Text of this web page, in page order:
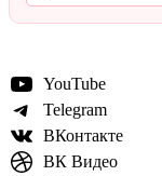
YouTube
Telegram
ВКонтакте
ВК Видео